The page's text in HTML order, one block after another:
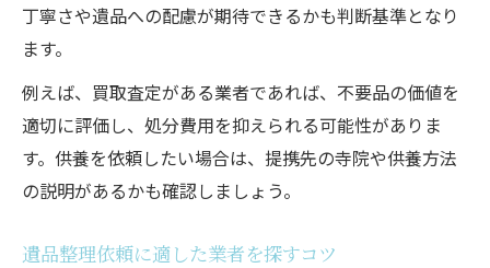
丁寧さや遺品への配慮が期待できるかも判断基準となり
ます。
例えば、買取査定がある業者であれば、不要品の価値を
適切に評価し、処分費用を抑えられる可能性がありま
す。供養を依頼したい場合は、提携先の寺院や供養方法
の説明があるかも確認しましょう。
遺品整理依頼に適した業者を探すコツ